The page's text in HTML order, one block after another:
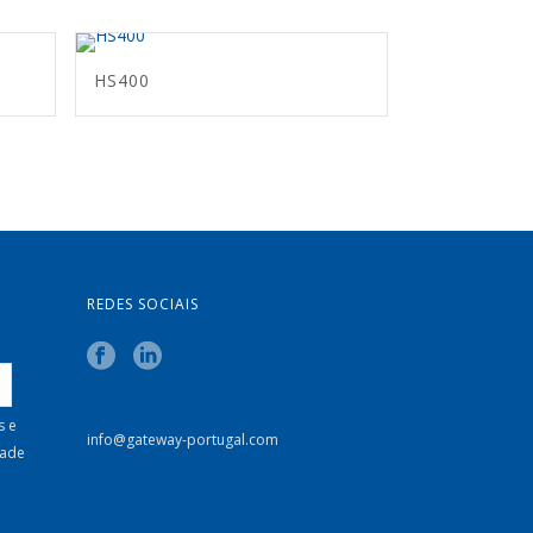
HS400
e
REDES SOCIAIS
info@gateway-portugal.com